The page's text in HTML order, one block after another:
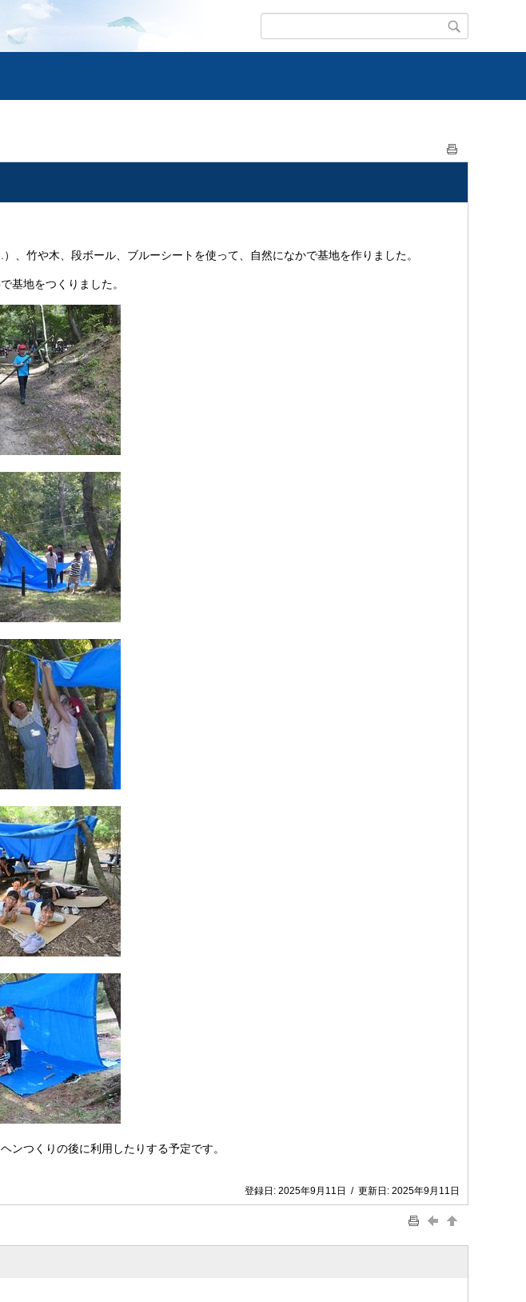
、竹や木、段ボール、ブルーシートを使って、自然になかで基地を作りました。
基地をつくりました。
ンつくりの後に利用したりする予定です。
登録日: 2025年9月11日 / 更新日: 2025年9月11日